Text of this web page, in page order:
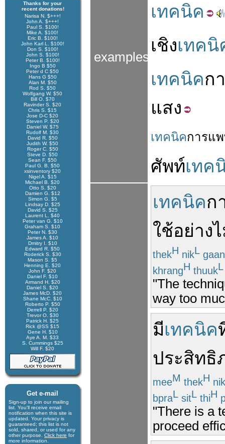
Thanks for your
recent donations!
Narisa N. $+++!
John A. $+++!
Paul S. $100!
Mike A. $100!
Eric B. $100!
John Karl L. $100!
Don S. $100!
John S. $100!
Peter B. $100!
Ingo B $50
Peter d C $50
Hans G $50
Alan M. $50
Rod S. $50
Wolfgang W. $50
Bill O. $70
Ravinder S. $20
Chris S. $15
Jose D-C $20
Steven P. $20
Daniel W. $75
Rudolf M. $30
David R. $50
Judith W. $50
Roger C. $50
Steve D. $50
Sean F. $50
Paul G. B. $50
xsinventory $20
Nigel A. $15
Michael B. $20
Otto S. $20
Damien G. $12
Simon G. $5
Lindsay D. $25
David S. $25
Laurent L. $40
Peter van G. $10
Graham S. $10
Peter N. $30
James A. $10
Dmitry I. $10
Edward R. $50
Roderick S. $30
Mason S. $5
Henning E. $20
John F. $20
Daniel F. $10
Armand H. $20
Daniel S. $20
James McD. $20
Shane McC. $10
Roberto P. $50
Derrell P. $20
Trevor O. $30
Patrick H. $25
Rick @SS $15
Gene H. $10
Aye A. M. $33
S. Cummings $25
Will F. $20
Get e-mail
Sign-up to join our mail­ing
list. You'll receive e­mail
notification when this site is
updated. Your privacy is
guaran­teed; this list is not
sold, shared, or used for any
other purpose. Click here for
more infor­mation.
examples
เทคนิค
เชิงเทคนิ
เทคนิคก
แสง
เทคนิคการแ
ศัพท์เทค
เทคนิคก
ใช้อย่าง
thekH nikL gaan
khrangH thuukL
"The
way too
มีเทคนิค
ประสิทธิ
meeM thekH nik
bpraL sitL thiH
"There is a
proceed